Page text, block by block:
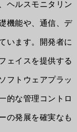
ヘルスモニタリン
機能や、通信、デ
います。開発者に
ェイスを提供する
フトウェアプラッ
的な管理コントロ
の発展を確実なも